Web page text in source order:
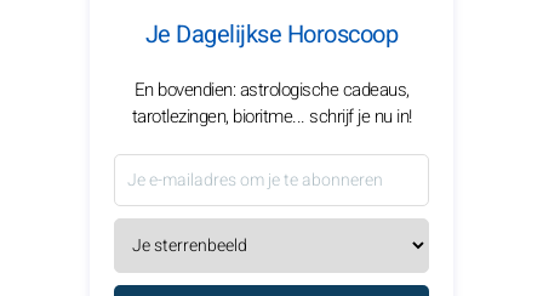
Je Dagelijkse Horoscoop
En bovendien: astrologische cadeaus,
tarotlezingen, bioritme... schrijf je nu in!